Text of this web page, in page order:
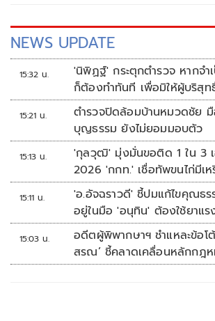
NEWS UPDATE
15:32 น.
'นิพิฏฐ์' กระตุกตำรวจ หากจ
ก็ต้องทำทันที เพื่อมิให้ผู้บริสุท
15:21 น.
ตำรวจปิดล้อมบ้านหมวดชัย
บุญธรรม ยังไม่ยอมมอบตัว
15:13 น.
'กุลวุฒิ' มุ่งมั่นขอติด 1 ใน 3 เ
2026 'กกท.' เชื่อทัพขนไก่มีเ
15:11 น.
'อ.อัจฉราวดี' ชี้ปมแก้ไขคุณธร
อยู่ในมือ 'อนุทิน' ต้องใช้ยาแ
เรื่องปืนแค่ปลายเหตุ
15:03 น.
อดีตผู้พิพากษาฯ ชำแหละข้อโ
สรณ’ ชี้คลาดเคลื่อนหลักกฎห